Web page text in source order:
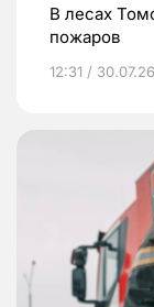
В лесах
пожаров
12:31 / 30.07.26